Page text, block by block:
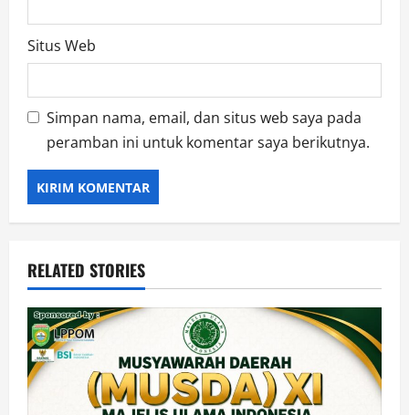
Situs Web
Simpan nama, email, dan situs web saya pada
peramban ini untuk komentar saya berikutnya.
RELATED STORIES